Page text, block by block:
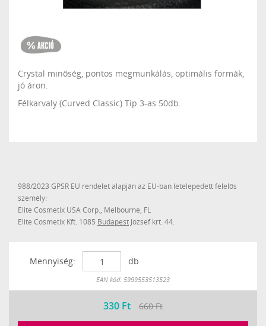
Crystal minőség, pontos megmunkálás, optimális formák,
jó áron.
Félkarvaly (Curved Classic) Tip 3-as 50db.
988/2023 GPSR EU rendelet alapján az EU-ban letelepedett felelős
személy:
Elite Cosmetix USA Corp., Melbourne, FL
Elite Cosmetix Kft. 1085 Budapest József krt. 44.
Mennyiség: db
Készleten
EAN kód: 5999553513523
330 Ft 660 Ft